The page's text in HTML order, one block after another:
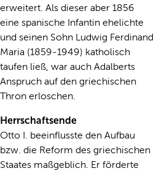
erweitert. Als dieser aber 1856
eine spanische Infantin ehelichte
und seinen Sohn Ludwig Ferdinand
Maria (1859-1949) katholisch
taufen ließ, war auch Adalberts
Anspruch auf den griechischen
Thron erloschen.
Herrschaftsende
Otto I. beeinflusste den Aufbau
bzw. die Reform des griechischen
Staates maßgeblich. Er förderte